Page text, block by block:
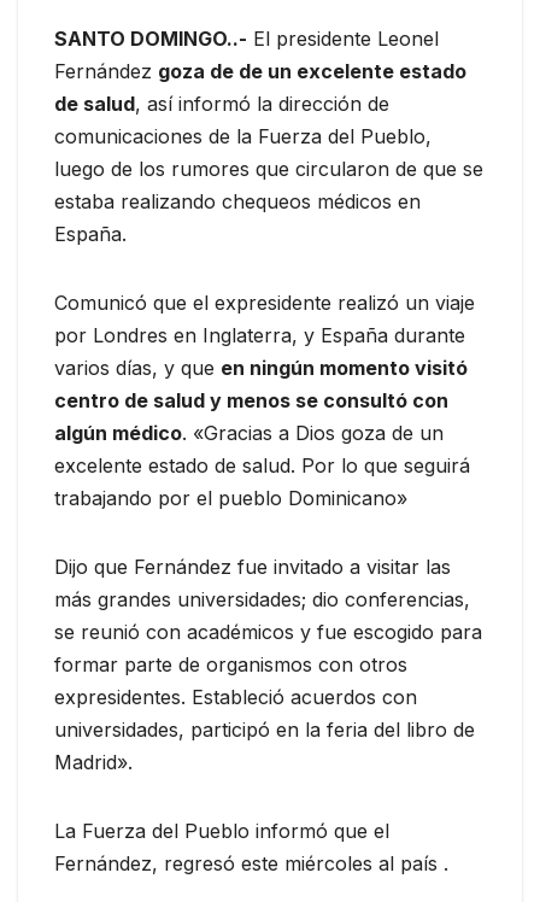
SANTO DOMINGO..- El presidente Leonel
Fernández goza de de un excelente estado
de salud, así informó la dirección de
comunicaciones de la Fuerza del Pueblo,
luego de los rumores que circularon de que se
estaba realizando chequeos médicos en
España.
Comunicó que el expresidente realizó un viaje
por Londres en Inglaterra, y España durante
varios días, y que en ningún momento visitó
centro de salud y menos se consultó con
algún médico. «Gracias a Dios goza de un
excelente estado de salud. Por lo que seguirá
trabajando por el pueblo Dominicano»
Dijo que Fernández fue invitado a visitar las
más grandes universidades; dio conferencias,
se reunió con académicos y fue escogido para
formar parte de organismos con otros
expresidentes. Estableció acuerdos con
universidades, participó en la feria del libro de
Madrid».
La Fuerza del Pueblo informó que el
Fernández, regresó este miércoles al país .